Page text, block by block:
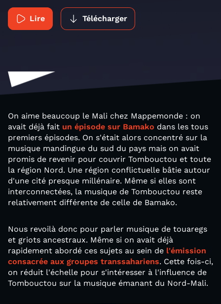
Lire Télécharger
On aime beaucoup le Mali chez Mappemonde : on
avait déjà fait un épisode sur Bamako dans les tous
premiers épisodes. On s'était alors concentré sur la
musique mandingue du sud du pays mais on avait
promis de revenir pour couvrir Tombouctou et toute
la région Nord. Une région conflictuelle bâtie autour
d'une cité presque millénaire. Même si elles sont
interconnectées, la musique de Tombouctou reste
relativement différente de celle de Bamako.
Nous revoilà donc pour parler musique de touaregs
et griots ancestraux. Même si on avait déjà
rapidement abordé ces sujets au sein de l'émission
consacrée aux groupes transsahariens. Cette fois-ci,
on réduit l'échelle pour s'intéresser à l'influence de
Tombouctou sur la musique émanant du Nord-Mali.